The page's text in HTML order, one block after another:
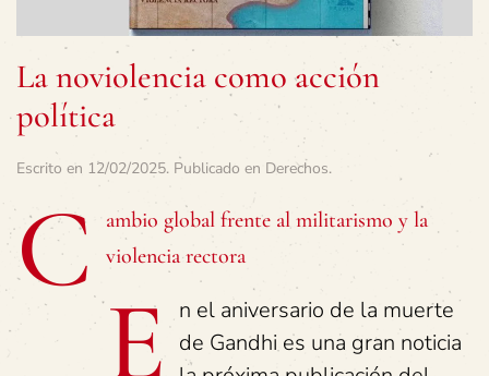
La noviolencia como acción
política
Escrito en 12/02/2025. Publicado en Derechos.
C
ambio global frente al militarismo y la
violencia rectora
E n el aniversario de la muerte
de Gandhi es una gran noticia